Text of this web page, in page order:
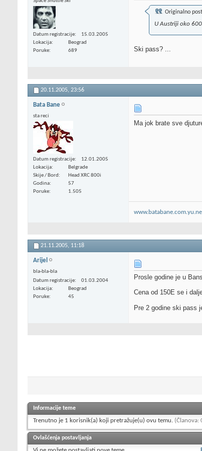
Datum registracije
15.03.2005
Lokacija
Beograd
Poruke
689
Originalno
U Austriji oko
Ski pass? ...
20.11.2005, 23:56
Bata Bane
sta reci
Datum registracije
12.01.2005
Lokacija
Belgrade
Skije / Bord
Head XRC 800i
Godina
57
Poruke
1.505
Ma jok brate sve
21.11.2005, 11:18
Arijel
bla-bla-bla
Datum registracije
01.03.2004
Lokacija
Beograd
Poruke
45
Prosle godine je u
Cena od 150E se i
Pre 2 godine ski pass
Informacije teme
Trenutno je 1 korisnik(a) koji pretražuje(u) ovu temu. (Članova:
Ovlašćenja postavljanja